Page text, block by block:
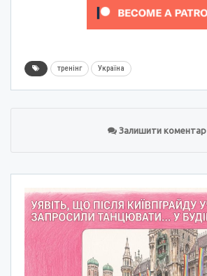
тренінг Україна
Залишити коментар